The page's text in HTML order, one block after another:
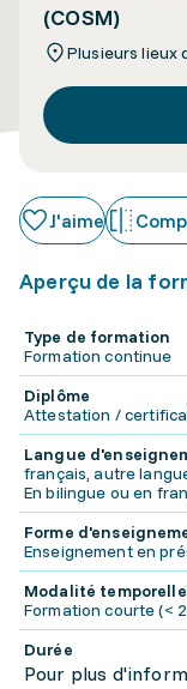
(COSM)
Plusieurs lieux
J'aime
Aperçu de la
Type de formation
Formation continue
Diplôme
Attestation /
Langue
français, autre
En bilingue ou en
Forme
Enseignement en
Modalité temporelle
Formation courte (<
Durée
Pour plus